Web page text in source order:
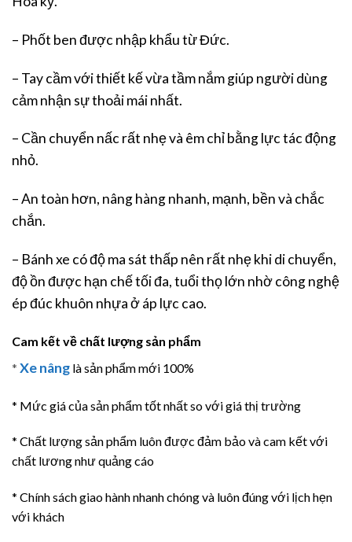
– Phốt ben được nhập khẩu từ Đức.
– Tay cầm với thiết kế vừa tầm nắm giúp người dùng
cảm nhận sự thoải mái nhất.
– Cần chuyển nấc rất nhẹ và êm chỉ bằng lực tác động
nhỏ.
– An toàn hơn, nâng hàng nhanh, mạnh, bền và chắc
chắn.
– Bánh xe có độ ma sát thấp nên rất nhẹ khi di chuyển,
độ ồn được hạn chế tối đa, tuổi thọ lớn nhờ công nghệ
ép đúc khuôn nhựa ở áp lực cao.
Cam kết về chất lượng sản phẩm
* Xe nâng là sản phẩm mới 100%
* Mức giá của sản phẩm tốt nhất so với giá thị trường
* Chất lượng sản phẩm luôn được đảm bảo và cam kết với
chất lương như quảng cáo
* Chính sách giao hành nhanh chóng và luôn đúng với lịch hẹn
với khách